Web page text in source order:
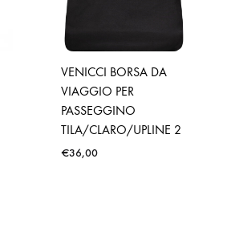
VENICCI BORSA DA
VIAGGIO PER
PASSEGGINO
TILA/CLARO/UPLINE 2
€36,00